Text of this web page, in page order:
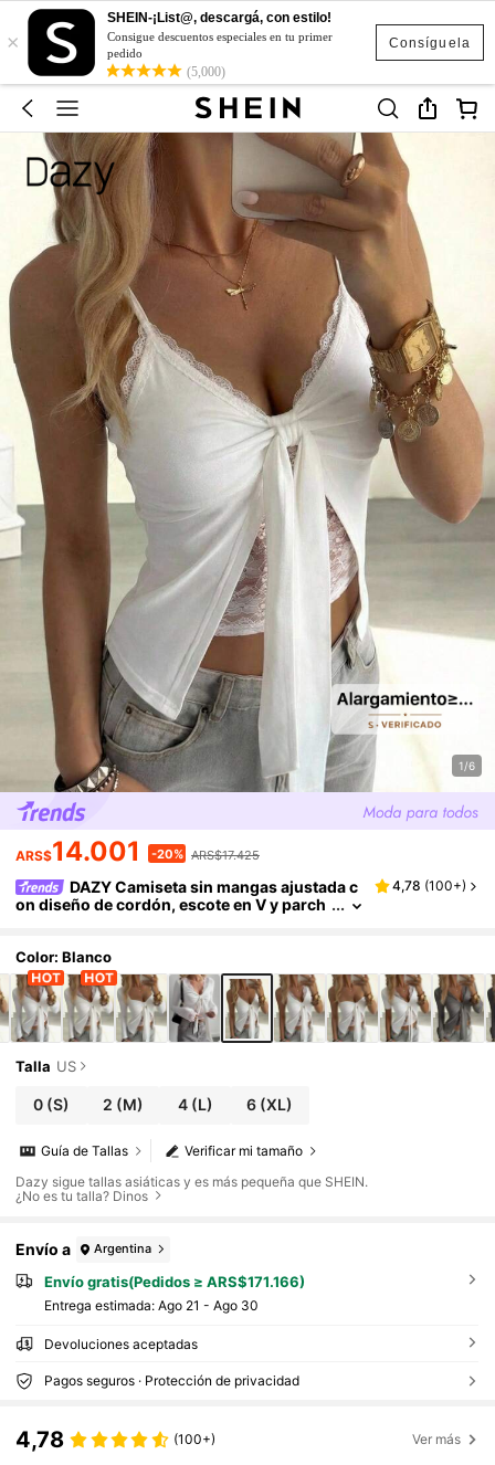
Consíguela
×
SHEIN-¡List@, descargá, con estilo!
Consigue descuentos especiales en tu primer
pedido
(5,000)
1/6
ARS$14.001 -20% ARS$17.425
DAZY Camiseta sin mangas ajustada c
on diseño de cordón, escote en V y parch
4,78 (100+)
Color: Blanco
Talla US
0 (S) 2 (M) 4(L) 6 (XL)
Verificar mi tamaño
Guía de Tallas
Dazy sigue tallas asiáticas y es más pequeña que SHEIN.
¿No es tu talla? Dinos
Envío a Argentina
Envío gratis(Pedidos ≥ ARS$171.166)
Entrega estimada: Ago 21 - Ago 30
Devoluciones aceptadas
Pagos seguros · Protección de privacidad
4,78 (100+) Ver más